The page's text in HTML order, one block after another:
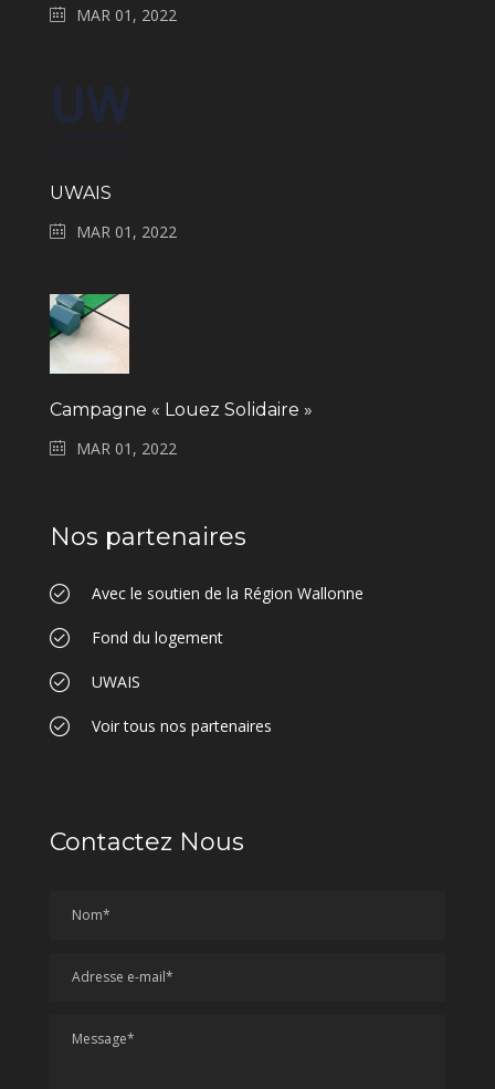
MAR 01, 2022
UWAIS
MAR 01, 2022
Campagne « Louez Solidaire »
MAR 01, 2022
Nos partenaires
Avec le soutien de la Région Wallonne
Fond du logement
UWAIS
Voir tous nos partenaires
Contactez Nous